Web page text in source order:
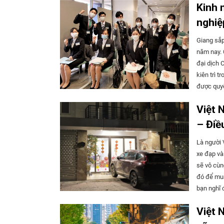
nhưng
quan 5
Thiền
điểm này. Con đường triết học "Con đường Triết học" là con đường đi bộ dọc theo kênh
khoảng
Biwa
anh đào và con
ngoài
chùa
ngay gần
11） ・ Học sinh trung học phổ thông trở lên giá vé 500 yên ・ Cách di chuyển: bắt xe buýt từ ga
JR Kyoto, giá
Kyoto, xuống ở điểm
“Ginkakuji-michi” “Ngân Các Tự - Con đường
8:30～17:00（Từ
buýt số 17,
Kinh
Giang sắp tốt nghiệp một trường Đại học tư lập ở Okayama và bạn ấy sẽ bắt đầu đi làm từ tháng 4 năm nay. Giang nhận được học bổng toàn phần trong 4 năm học đại học song do ảnh hưởng của đại dịch COVID-19, bạn ấy cũng đã phải trải qua quá trình đi tìm việc đầy gian nan. Thế nhưng sự kiên trì trong suốt thời gian đi tìm việc của Giang đã được đền đáp, cuối cùng Giang đã nhận được quyết định tuyển dụng (Naitei) từ công ty mà Giang muốn vào làm. Bài viết này sẽ giới thiệu với các bạn du học sinh muốn đi làm ở Nhật bí quyết đi tìm việc theo cách truyền thống của Giang. Đầu tiên là bắt đầu với việc phân tích bản thân Mình bắt đầu quá trình đi tìm việc vào khoảng đầu năm 3 đại học. ・ Mình tham gia các lớp học “Định hướng nghề nghiệp” của trường đại học và học về các bước chuẩn bị cho quá trình đi tìm việc. ・ Để tìm được công việc phù hợp với
Việt
–
Là người
xe đạp
sẽ vô
đó để
bạn nghĩ đâu. Đỗ ô tô trong phòng khách? Dịp Tết Nhâm Dần vừa
nhà anh
Việt